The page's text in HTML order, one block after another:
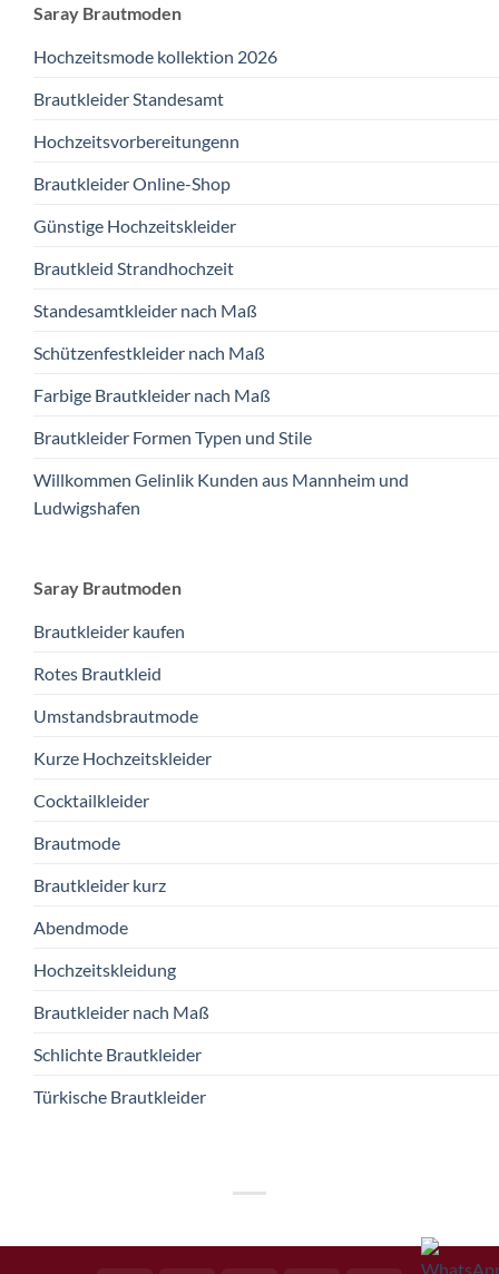
Saray Brautmoden
Hochzeitsmode kollektion 2026
Brautkleider Standesamt
Hochzeitsvorbereitungenn
Brautkleider Online-Shop
Günstige Hochzeitskleider
Brautkleid Strandhochzeit
Standesamtkleider nach Maß
Schützenfestkleider nach Maß
Farbige Brautkleider nach Maß
Brautkleider Formen Typen und Stile
Willkommen Gelinlik Kunden aus Mannheim und
Ludwigshafen
Saray Brautmoden
Brautkleider kaufen
Rotes Brautkleid
Umstandsbrautmode
Kurze Hochzeitskleider
Cocktailkleider
Brautmode
Brautkleider kurz
Abendmode
Hochzeitskleidung
Brautkleider nach Maß
Schlichte Brautkleider
Türkische Brautkleider